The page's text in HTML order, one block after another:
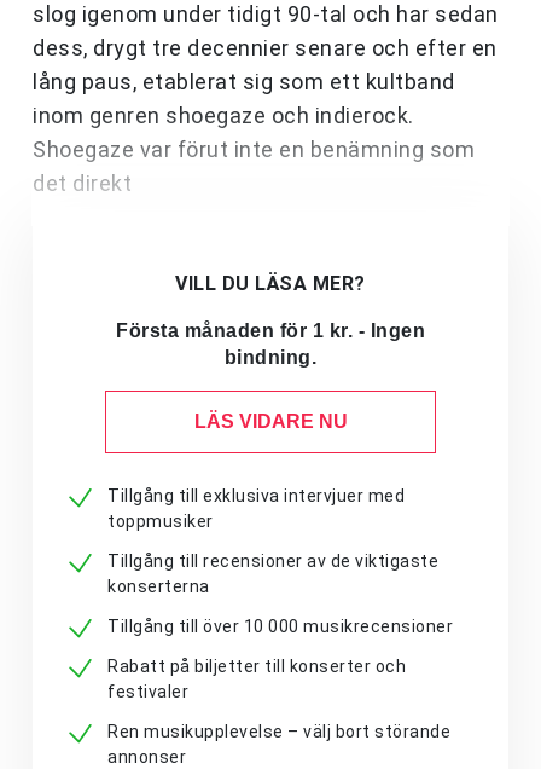
slog igenom under tidigt 90-tal och har sedan
dess, drygt tre decennier senare och efter en
lång paus, etablerat sig som ett kultband
inom genren shoegaze och indierock.
Shoegaze var förut inte en benämning som
det direkt
VILL DU LÄSA MER?
Första månaden för 1 kr. - Ingen
bindning.
LÄS VIDARE NU
Tillgång till exklusiva intervjuer med
toppmusiker
Tillgång till recensioner av de viktigaste
konserterna
Tillgång till över 10 000 musikrecensioner
Rabatt på biljetter till konserter och
festivaler
Ren musikupplevelse – välj bort störande
annonser